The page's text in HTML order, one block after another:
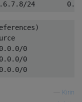
0
0
Kirin